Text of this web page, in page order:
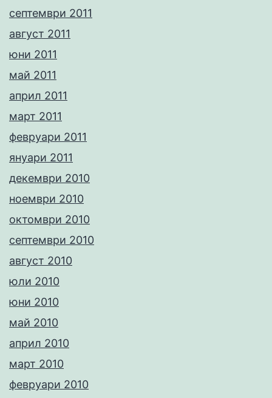
септември 2011
август 2011
юни 2011
май 2011
април 2011
март 2011
февруари 2011
януари 2011
декември 2010
ноември 2010
октомври 2010
септември 2010
август 2010
юли 2010
юни 2010
май 2010
април 2010
март 2010
февруари 2010